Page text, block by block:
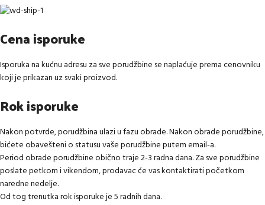
Cena isporuke
Isporuka na kućnu adresu za sve porudžbine se naplaćuje prema cenovniku
koji je prikazan uz svaki proizvod.
Rok isporuke
Nakon potvrde, porudžbina ulazi u fazu obrade. Nakon obrade porudžbine,
bićete obavešteni o statusu vaše porudžbine putem email-a.
Period obrade porudžbine obično traje 2-3 radna dana. Za sve porudžbine
poslate petkom i vikendom, prodavac će vas kontaktirati početkom
naredne nedelje.
Od tog trenutka rok isporuke je 5 radnih dana.